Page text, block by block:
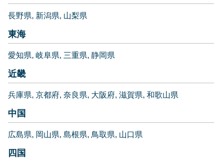
長野県 新潟県 山梨県
東海
愛知県 岐阜県 三重県 静岡県
近畿
兵庫県 京都府 奈良県 大阪府 滋賀県 和歌山県
中国
広島県 岡山県 島根県 鳥取県 山口県
四国